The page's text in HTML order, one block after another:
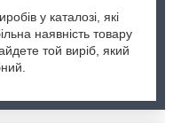
у каталозі, які
наявність товару
той виріб, який